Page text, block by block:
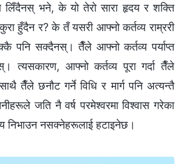
लिँदैनस् भने, के यो तेरो सारा हृदय र शक्ति
हुँदैन र? के तँ यसरी आफ्नो कर्तव्य राम्ररी
पनि सक्दैनस्। तैँले आफ्नो कर्तव्य पर्याप्त
त्यसकारण, आफ्‍नो कर्तव्य पूरा गर्दा तैँले
साथै तैँले छनौट गर्ने विधि र मार्ग पनि अत्यन्तै
जति नै वर्ष परमेश्‍वरमा विश्‍वास गरेका
निभाउन नसक्नेहरूलाई हटाइनेछ।